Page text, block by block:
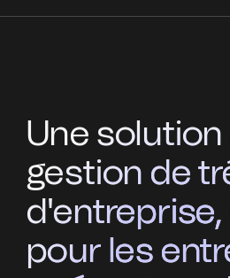
Une solution
gestion de
pour les